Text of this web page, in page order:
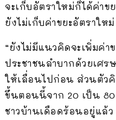
จะเก็บอัตราใหม่ก็ได้ค่าข
ยังไม่เก็บค่าขยะอัตราใหม่
“ยังไม่มีแนวคิดจะเพิ่มค่า
ประชาชนลำบากด้วยเศ
ให้เลื่อนไปก่อน ส่วนตัวคิ
ขึ้นตอนนี้จาก 20 เป็น
ชาวบ้านเดือดร้อนอยู่แล้ว